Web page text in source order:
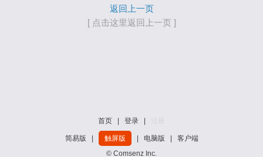
返回上一页
[ 点击这里返回上一页 ]
首页 登录
简易版 触屏版 电脑版
客户端
© Comsenz Inc.